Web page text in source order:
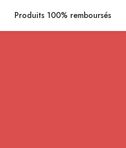
Produits 100% remboursés